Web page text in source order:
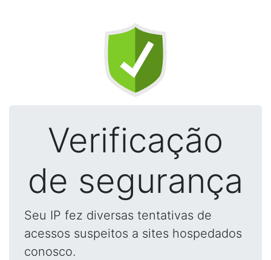
Verificação
de segurança
Seu IP fez diversas tentativas de
acessos suspeitos a sites hospedados
conosco.